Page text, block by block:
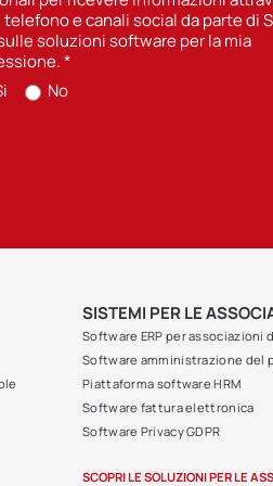
telefono e canali social da parte di
soluzioni software per la mia
*
No
SISTEMI PER LE
Software ERP per associazioni
Software amministrazione del
Piattaforma software HRM
Software fattura elettronica
Software Privacy GDPR
SCOPRI LE SOLUZIONI PER LE